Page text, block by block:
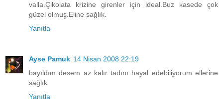
valla.Çikolata krizine girenler için ideal.Buz kasede çok
güzel olmuş.Eline sağlık.
Yanıtla
Ayse Pamuk 14 Nisan 2008 22:19
bayıldım desem az kalır tadını hayal edebiliyorum ellerine
sağlık
Yanıtla